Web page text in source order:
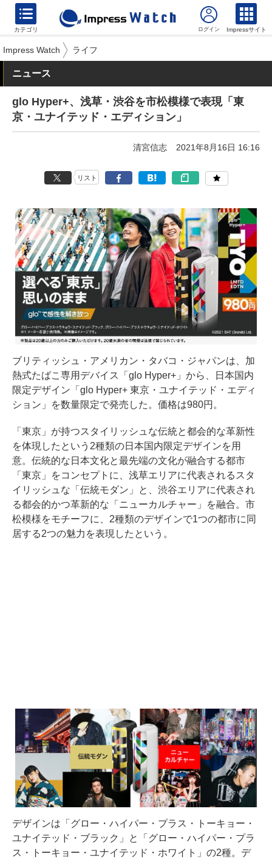
カテゴリ Impressサイト
Impress Watch ライフ
ニュース
glo Hyper+、浅草・渋谷を市松模様で表現「東
京・ユナイテッド・エディション」
清宮信志 2021年8月16日 16:16
リスト
ブリティッシュ・アメリカン・タバコ・ジャパンは、加
熱式たばこ専用デバイス「glo Hyper+」から、日本国内
限定デザイン「glo Hyper+ 東京・ユナイテッド・エディ
ション」を数量限定で発売した。価格は980円。
「東京」が持つスタイリッシュな伝統と都会的な革新性
を体現したという2種類の日本国内限定デザインを用
意。伝統的な日本文化と最先端の文化が融合する都市
「東京」をコンセプトに、浅草エリアに代表されるスタ
イリッシュな「伝統モダン」と、渋谷エリアに代表され
る都会的かつ革新的な「ニューカルチャー」を融合。市
松模様をモチーフに、2種類のデザインで1つの都市に同
居する2つの魅力を表現したという。
デザインは「グロー・ハイパー・プラス・トーキョー・
ユナイテッド・ブラック」と「グロー・ハイパー・プラ
ス・トーキョー・ユナイテッド・ホワイト」の2種。デ